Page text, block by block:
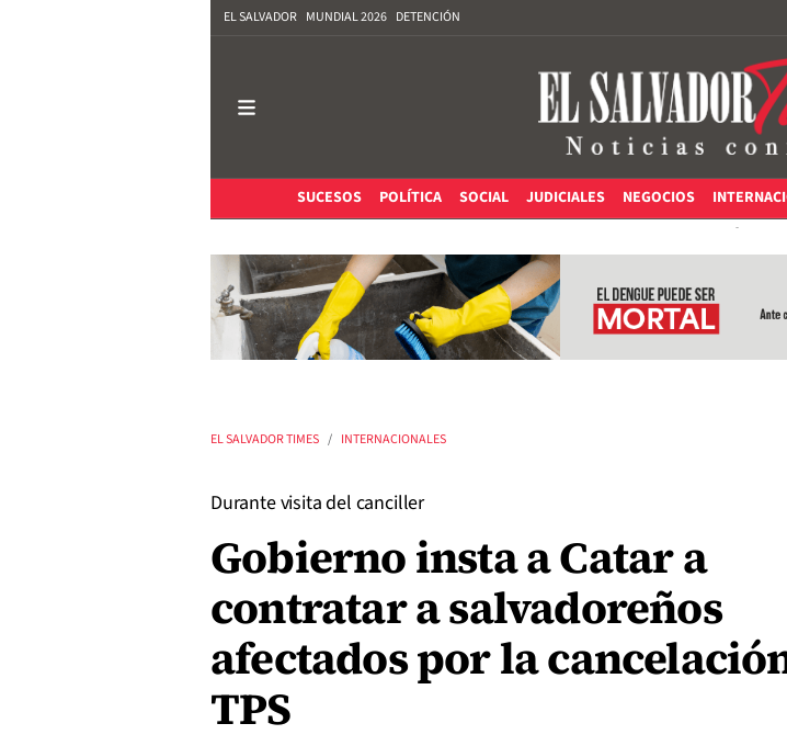
EL SALVADOR MUNDIAL 2026 DETENCIÓN
SUCESOS
POLÍTICA SOCIAL JUDICIALES NEGOCIOS
EL SALVADOR TIMES INTERNACIONALES
Durante visita del canciller
Gobierno insta a Catar a
contratar a salvadoreños
afectados por la
TPS